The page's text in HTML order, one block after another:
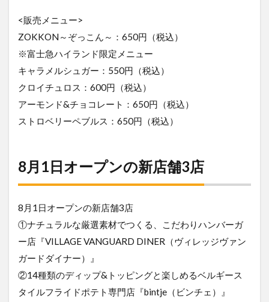
<販売メニュー>
ZOKKON～ぞっこん～：650円（税込）
※富士急ハイランド限定メニュー
キャラメルシュガー：550円（税込）
クロイチュロス：600円（税込）
アーモンド&チョコレート：650円（税込）
ストロベリーペブルス：650円（税込）
8月1日オープンの新店舗3店
8月1日オープンの新店舗3店
①ナチュラルな厳選素材でつくる、こだわりハンバーガ
ー店『VILLAGE VANGUARD DINER（ヴィレッジヴァン
ガードダイナー）』
②14種類のディップ&トッピングと楽しめるベルギース
タイルフライドポテト専門店『bintje（ビンチェ）』